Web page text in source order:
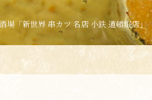
場「新世界 串カツ 名店 小鉄 道頓堀店」